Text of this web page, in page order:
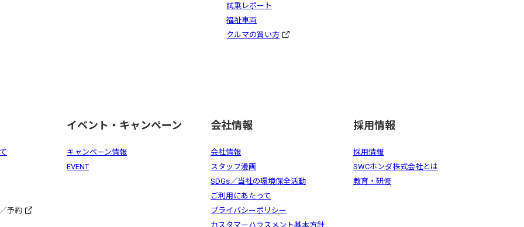
試乗レポート
福祉車両
クルマの買い方
予約
イベント・キャンペーン
キャンペーン情報
EVENT
会社情報
会社情報
スタッフ漫画
SDGs／当社の環境保全活動
ご利用にあたって
プライバシーポリシー
カスタマーハラスメント基本方針
採用情報
採用情報
SWCホンダ株式会社とは
教育・研修